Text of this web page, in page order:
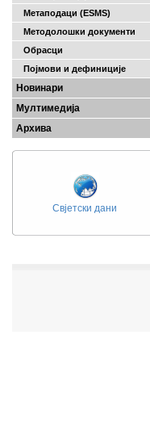
Метаподаци (ESMS)
Методолошки документи
Обрасци
Појмови и дефиниције
Новинари
Мултимедија
Архива
Свјетски дани